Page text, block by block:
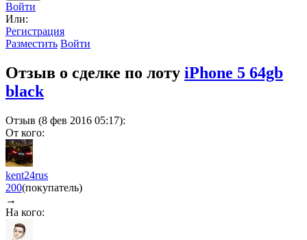
Войти
Или:
Регистрация
Разместить Войти
Отзыв о сделке по лоту iPhone 5 64gb
black
Отзыв (8 фев 2016 05:17):
От кого:
kent24rus
200(покупатель)
→
На кого: